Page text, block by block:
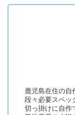
鹿児島在住の自
段々必要スペッ
切っ掛けに自作